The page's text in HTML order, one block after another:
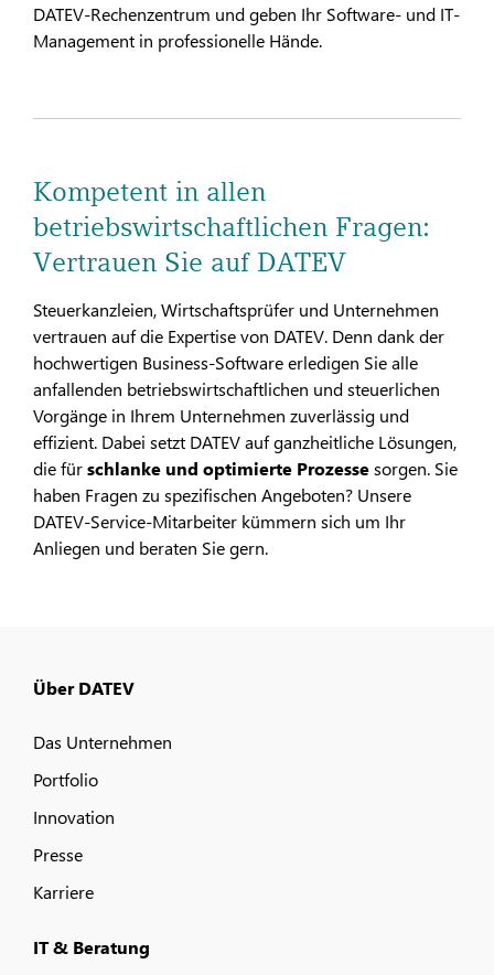
DATEV-Rechenzentrum und geben Ihr Software- und IT-
Management in professionelle Hände.
Kompetent in allen
betriebswirtschaftlichen Fragen:
Vertrauen Sie auf DATEV
Steuerkanzleien, Wirtschaftsprüfer und Unternehmen
vertrauen auf die Expertise von DATEV. Denn dank der
hochwertigen Business-Software erledigen Sie alle
anfallenden betriebswirtschaftlichen und steuerlichen
Vorgänge in Ihrem Unternehmen zuverlässig und
effizient. Dabei setzt DATEV auf ganzheitliche Lösungen,
die fürschlanke und optimierte Prozessesorgen. Sie
haben Fragen zu spezifischen Angeboten? Unsere
DATEV-Service-Mitarbeiter kümmern sich um Ihr
Anliegen und beraten Sie gern.
Über DATEV
Das Unternehmen
Portfolio
Innovation
Presse
Karriere
IT & Beratung